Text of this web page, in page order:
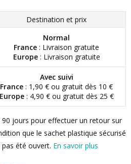
Destination et prix
Normal
France : Livraison gratuite
Europe: Livraison gratuite
Avec suivi
France : 1,90 € ou gratuit dès 10 €
Europe: 4,90 € ou gratuit dès 25 €
90 jours pour effectuer un retour sur
que le sachet plastique sécurisé
été ouvert. En savoir plus